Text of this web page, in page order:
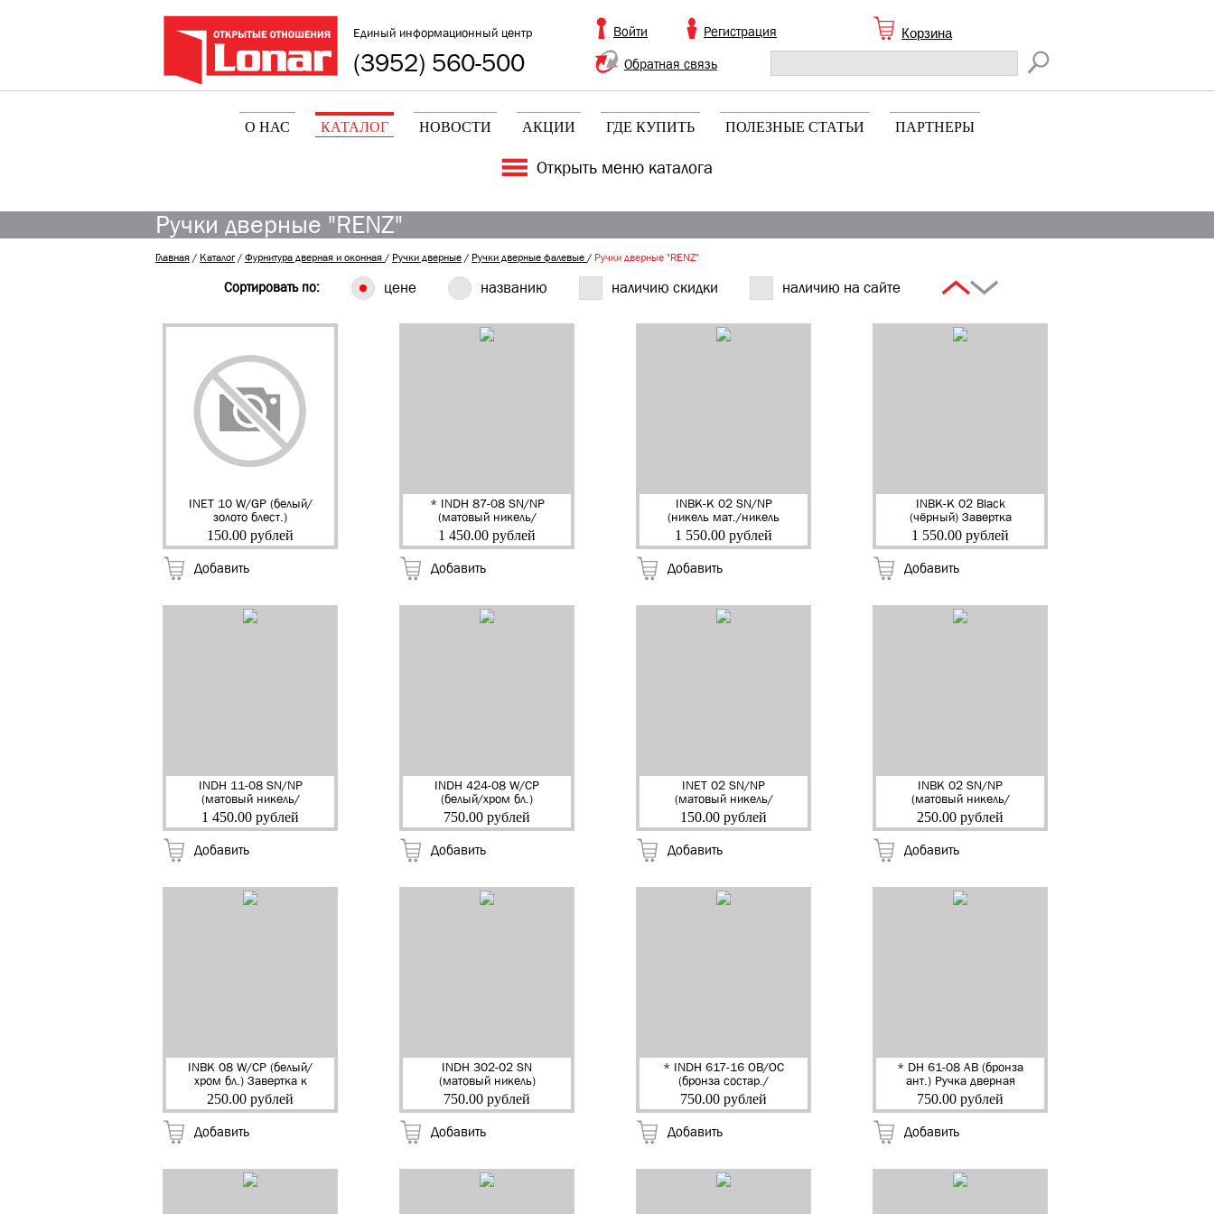
Единый информационный центр
(3952) 560-500
Войти
Регистрация
Обратная связь
Корзина
О НАС КАТАЛОГ НОВОСТИ АКЦИИ ГДЕ КУПИТЬ ПОЛЕЗНЫЕ СТАТЬИ ПАРТНЕРЫ
Открыть меню каталога
Ручки дверные "RENZ"
Главная/ Каталог/Фурнитура дверная и оконная/ Ручки дверные/ Ручки дверные фалевые/ Ручки дверные "RENZ"
Сортировать по: цене названию наличию скидки наличию на сайте
INET 10 W/GP (белый/
золото блест.)
Накладка на цилиндр
декоративная "RENZ"
150.00 рублей
Добавить
* INDH 87-08 SN/NP
(матовый никель/
никель блест.) Ручка
дверная "Гарсия"
1 450.00 рублей
Добавить
INBK-K 02 SN/NP
(никель мат./никель
блестящий) Завертка
квадр. с ключом
1 550.00 рублей
Добавить
INBK-K 02 Black
(чёрный) Завертка
квадр. с ключом
"RENZ"
1 550.00 рублей
Добавить
INDH 11-08 SN/NP
(матовый никель/
никель бл.) Ручка
дверная "Фуроре"
1 450.00 рублей
Добавить
INDH 424-08 W/CP
(белый/хром бл.)
Ручка дверная
"Моретти" "RENZ" (20)
750.00 рублей
Добавить
INET 02 SN/NP
(матовый никель/
никель блест.)
Накладка квадр. на
(10/100)
150.00 рублей
Добавить
INBK 02 SN/NP
(матовый никель/
никель блест.)
Завертка квадр. к
250.00 рублей
Добавить
INBK 08 W/CP (белый/
хром бл.) Завертка к
ручкам "RENZ"
250.00 рублей
Добавить
INDH 302-02 SN
(матовый никель)
Ручка дверная на
квадр.накладке
750.00 рублей
Добавить
* INDH 617-16 OB/OC
(бронза состар./
керам.состар.) Ручка
дверная "Сиракузы"
750.00 рублей
Добавить
* DH 61-08 AB (бронза
ант.) Ручка дверная
"Глория" "RENZ" (20)
750.00 рублей
Добавить